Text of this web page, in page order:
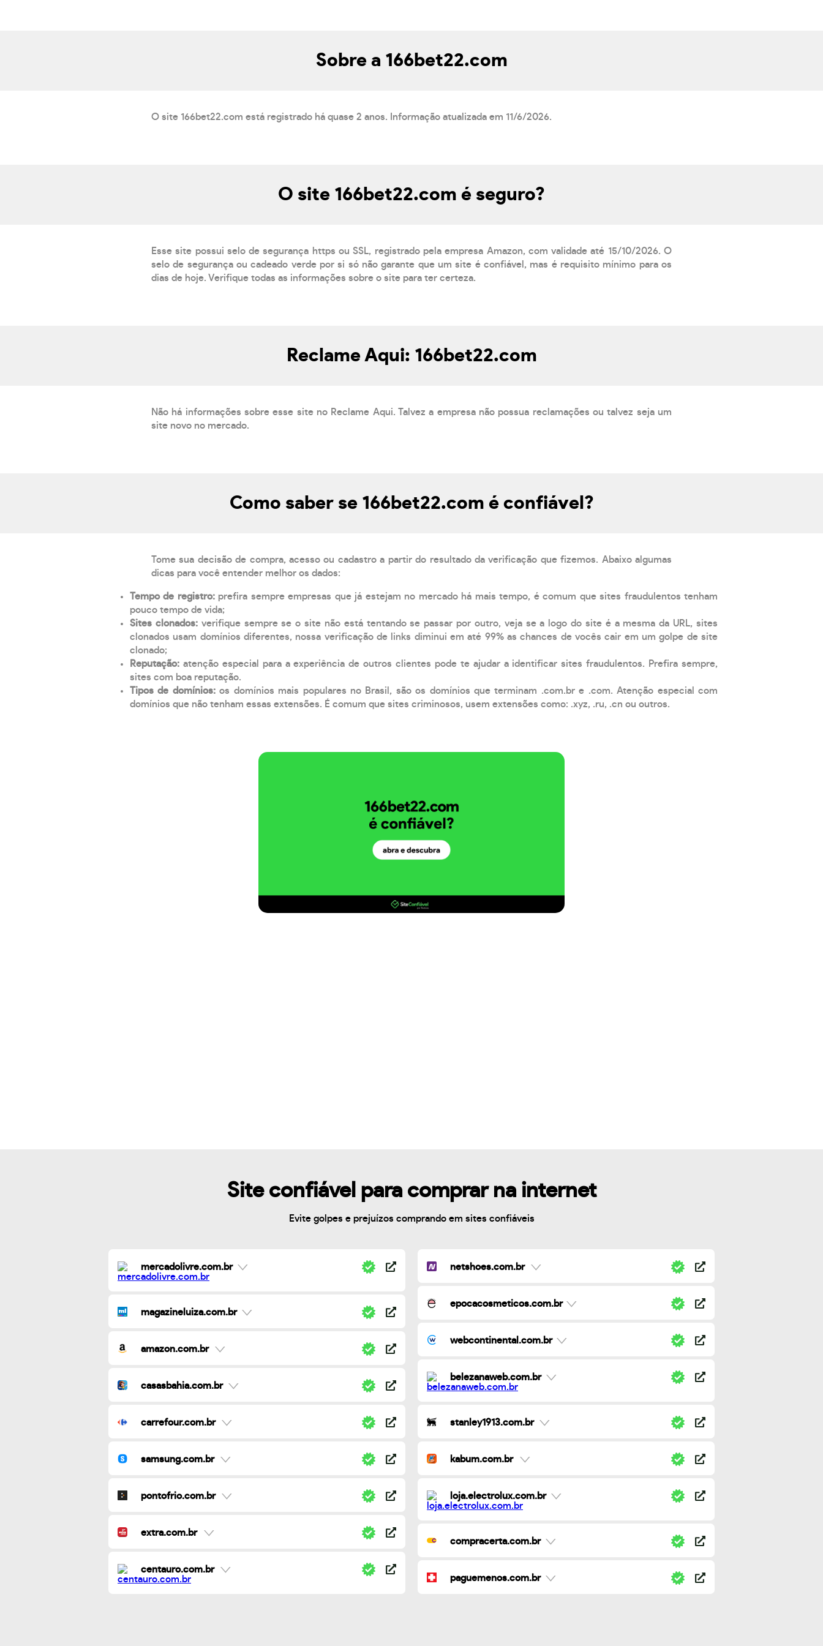
Sobre a 166bet22.com
O site 166bet22.com está registrado há quase 2 anos. Informação atualizada em 11/6/2026.
O site 166bet22.com é seguro?
Esse site possui selo de segurança https ou SSL, registrado pela empresa Amazon, com validade até 15/10/2026. O
selo de segurança ou cadeado verde por si só não garante que um site é confiável, mas é requisito mínimo para os
dias de hoje. Verifique todas as informações sobre o site para ter certeza.
Reclame Aqui: 166bet22.com
Não há informações sobre esse site no Reclame Aqui. Talvez a empresa não possua reclamações ou talvez seja um
site novo no mercado.
Como saber se 166bet22.com é confiável?
Tome sua decisão de compra, acesso ou cadastro a partir do resultado da verificação que fizemos. Abaixo algumas
dicas para você entender melhor os dados:
Tempo de registro: prefira sempre empresas que já estejam no mercado há mais tempo, é comum que sites fraudulentos tenham
pouco tempo de vida;
Sites clonados: verifique sempre se o site não está tentando se passar por outro, veja se a logo do site é a mesma da URL, sites
clonados usam domínios diferentes, nossa verificação de links diminui em até 99% as chances de vocês cair em um golpe de site
clonado;
Reputação: atenção especial para a experiência de outros clientes pode te ajudar a identificar sites fraudulentos. Prefira sempre,
sites com boa reputação.
Tipos de domínios:os domínios mais populares no Brasil, são os domínios que terminam .com.br e .com. Atenção especial com
domínios que não tenham essas extensões. É comum que sites criminosos, usem extensões como: .xyz, .ru, .cn ou outros.
Site confiável para comprar na internet
Evite golpes e prejuízos comprando em sites confiáveis
mercadolivre.com.br
magazineluiza.com.br
amazon.com.br
casasbahia.com.br
carrefour.com.br
samsung.com.br
pontofrio.com.br
extra.com.br
centauro.com.br
netshoes.com.br
epocacosmeticos.com.br
webcontinental.com.br
belezanaweb.com.br
stanley1913.com.br
kabum.com.br
loja.electrolux.com.br
compracerta.com.br
paguemenos.com.br